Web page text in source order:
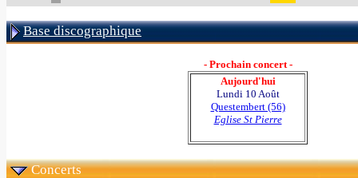
Base discographique
- Prochain concert -
Aujourd'hui
Lundi 10 Août
Questembert (56)
Eglise St Pierre
Concerts